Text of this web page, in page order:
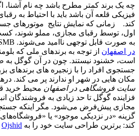
چه یک برند کمتر مطرح باشد چه نام آشنا،
فیزیکی قلعه آن باشد باید با احتیاط به
کند. زمانی که نمایش نتایج موتورهای
اول، توسط رقبای مجازی، مملو شوند،
به صورت قابل توجهی ناامید می‌شوند. SMB ها ،
در اصفهان از توجه به برندهای ملی که
است، خشنود نیستند. چون در آن گوگل
جستجوی افراد را با زنجیره های برندهای
مکان هایی در شهر او ندارند پر می کند.
سایت فروشگاهی در اصفهان محیط خرید
فزاینده گوگل تا حد زیادی به فروشندگان
مجازی پیش‌فرض می‌شود. مگر اینکه
گزینه «در نزدیکی موجود» یا «فروشگاه‌های
کند: برترین طراحی سایت خود را به Ojshid